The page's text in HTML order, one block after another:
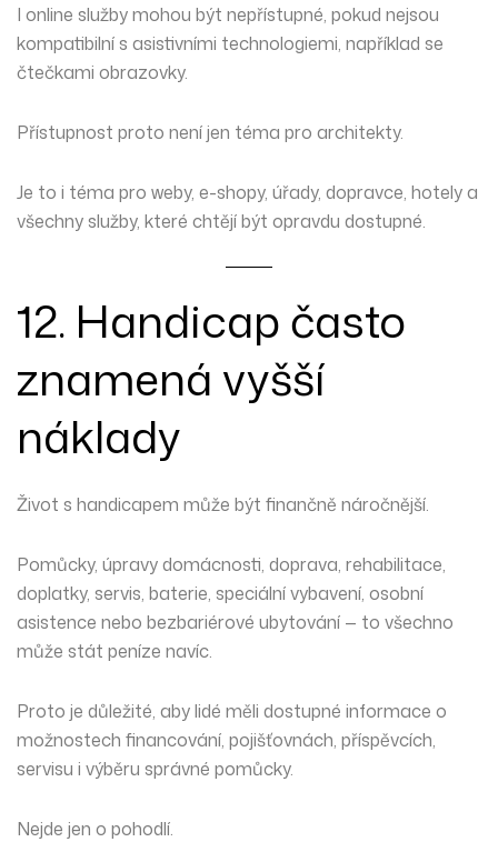
I online služby mohou být nepřístupné, pokud nejsou
kompatibilní s asistivními technologiemi, například se
čtečkami obrazovky.
Přístupnost proto není jen téma pro architekty.
Je to i téma pro weby, e-shopy, úřady, dopravce, hotely a
všechny služby, které chtějí být opravdu dostupné.
12. Handicap často
znamená vyšší
náklady
Život s handicapem může být finančně náročnější.
Pomůcky, úpravy domácnosti, doprava, rehabilitace,
doplatky, servis, baterie, speciální vybavení, osobní
asistence nebo bezbariérové ubytování — to všechno
může stát peníze navíc.
Proto je důležité, aby lidé měli dostupné informace o
možnostech financování, pojišťovnách, příspěvcích,
servisu i výběru správné pomůcky.
Nejde jen o pohodlí.